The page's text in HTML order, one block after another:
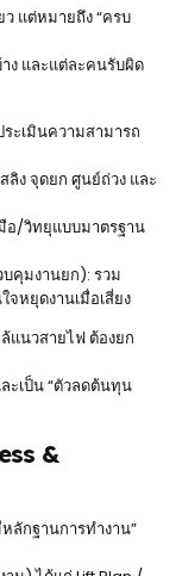
แต่หมายถึง “ครบ
ง และแต่ละคนรับผิด
ะเมินความสามารถ
ง จุดยก ศูนย์ถ่วง และ
/วิทยุแบบมาตรฐาน
คุมงานยก): รวม
หยุดงานเมื่อเสี่ยง
นวสายไฟ ต้องยก
ะเป็น “ตัวลดต้นทุน
&
กฐานการทำงาน”